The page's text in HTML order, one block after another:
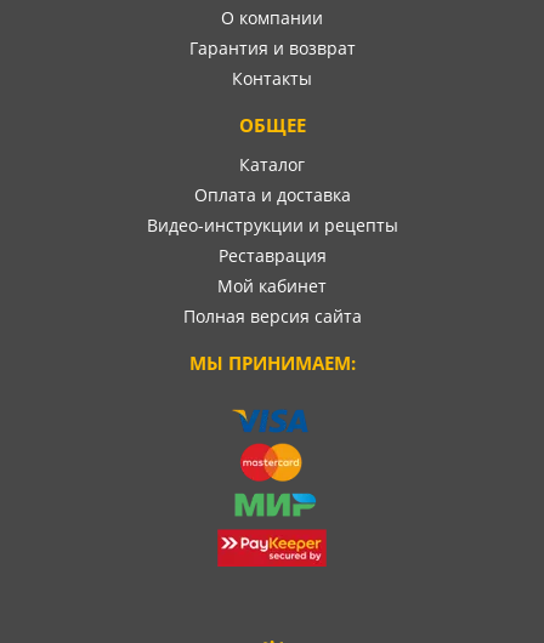
О компании
Гарантия и возврат
Контакты
ОБЩЕЕ
Каталог
Оплата и доставка
Видео-инструкции и рецепты
Реставрация
Мой кабинет
Полная версия сайта
МЫ ПРИНИМАЕМ: